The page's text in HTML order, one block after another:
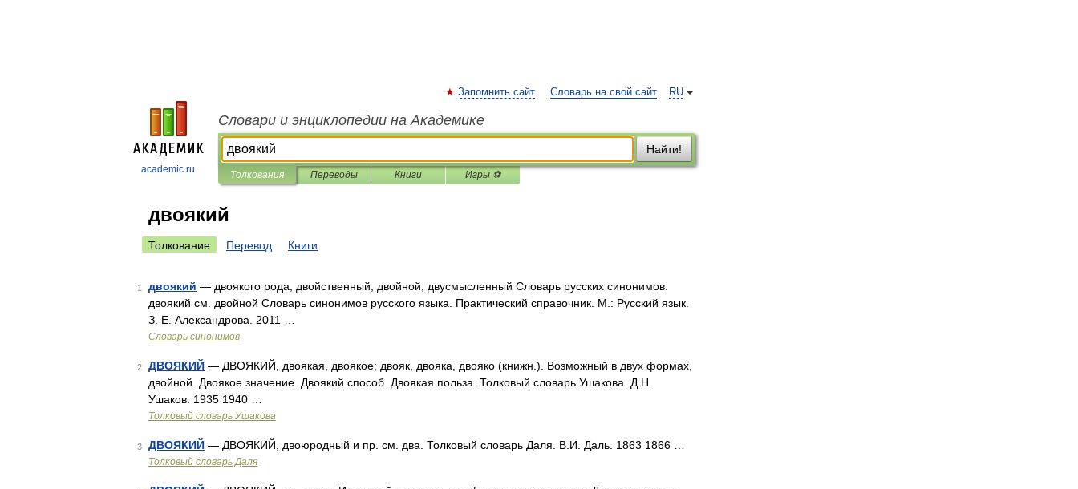
academic.ru
RU
Запомнить сайт Словарь на свой сайт
Словари и энциклопедии на Академике
Найти!
Толкования Переводы Книги Игры ⚽
двоякий
Толкование Перевод Книги
1 двоякий — двоякого рода, двойственный, двойной, двусмысленный Словарь русских синонимов.
двоякий см. двойной Словарь синонимов русского языка. Практический справочник. М.: Русский язык.
З. Е. Александрова. 2011 …
Словарь синонимов
2 ДВОЯКИЙ — ДВОЯКИЙ, двоякая, двоякое; двояк, двояка, двояко (книжн.). Возможный в двух формах,
двойной. Двоякое значение. Двоякий способ. Двоякая польза. Толковый словарь Ушакова. Д.Н.
Ушаков. 1935 1940 …
Толковый словарь Ушакова
3 ДВОЯКИЙ — ДВОЯКИЙ, двоюродный и пр. см. два. Толковый словарь Даля. В.И. Даль. 1863 1866 …
Толковый словарь Даля